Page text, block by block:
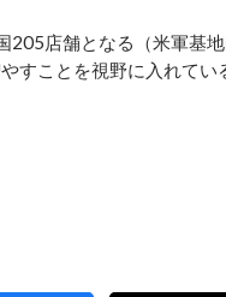
店舗となる（米軍基
すことを視野に入れてい